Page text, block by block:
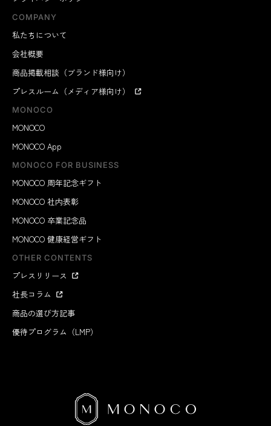
COMPANY
私たちについて
会社概要
商品掲載相談（ブランド様向け）
プレスルーム（メディア様向け）
MONOCO
MONOCO
MONOCO App
MONOCO FOR BUSINESS
MONOCO 周年記念ギフト
MONOCO 社内表彰
MONOCO 卒業記念品
MONOCO 健康経営ギフト
OTHER CONTENTS
プレスリリース
社長コラム
商品の選び方記事
優待プログラム（LMP）